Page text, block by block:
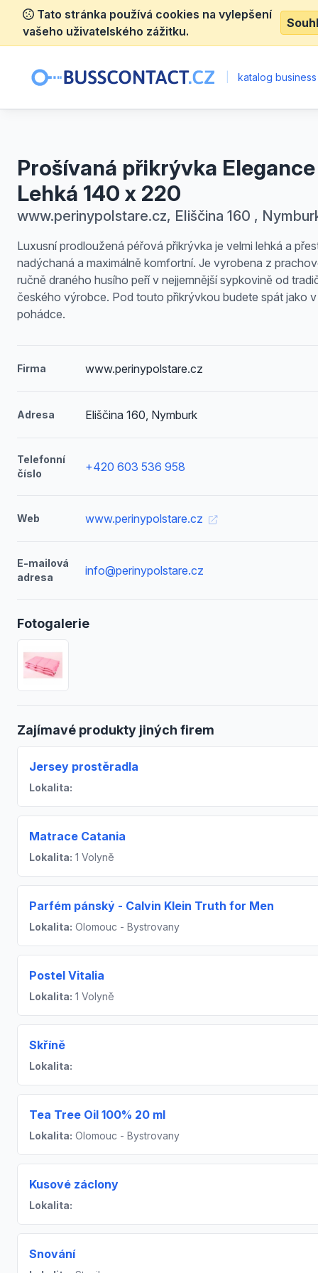
Tato stránka používá cookies na vylepšení
vašeho uživatelského zážitku.
katalog
Prošívaná přikrývka Elegance
Lehká 140 x 220
www.perinypolstare.cz, Eliščina 160 ,
Luxusní prodloužená péřová přikrývka je velmi lehká a
nadýchaná a maximálně komfortní. Je vyrobena z
ručně draného husího peří v nejjemnější sypkovině od
českého výrobce. Pod touto přikrývkou budete spát jako v
pohádce.
Firma www.perinypolstare.cz
Adresa Eliščina 160, Nymburk
Telefonní
číslo
+420 603 536 958
Web www.perinypolstare.cz
E-mailová
adresa
info@perinypolstare.cz
Fotogalerie
Zajímavé produkty jiných firem
Jersey prostěradla
Lokalita:
Matrace Catania
Lokalita: 1 Volyně
Parfém pánský - Calvin Klein Truth for Men
Lokalita: Olomouc - Bystrovany
Postel Vitalia
Lokalita: 1 Volyně
Skříně
Lokalita:
Tea Tree Oil 100% 20 ml
Lokalita: Olomouc - Bystrovany
Kusové záclony
Lokalita:
Snování